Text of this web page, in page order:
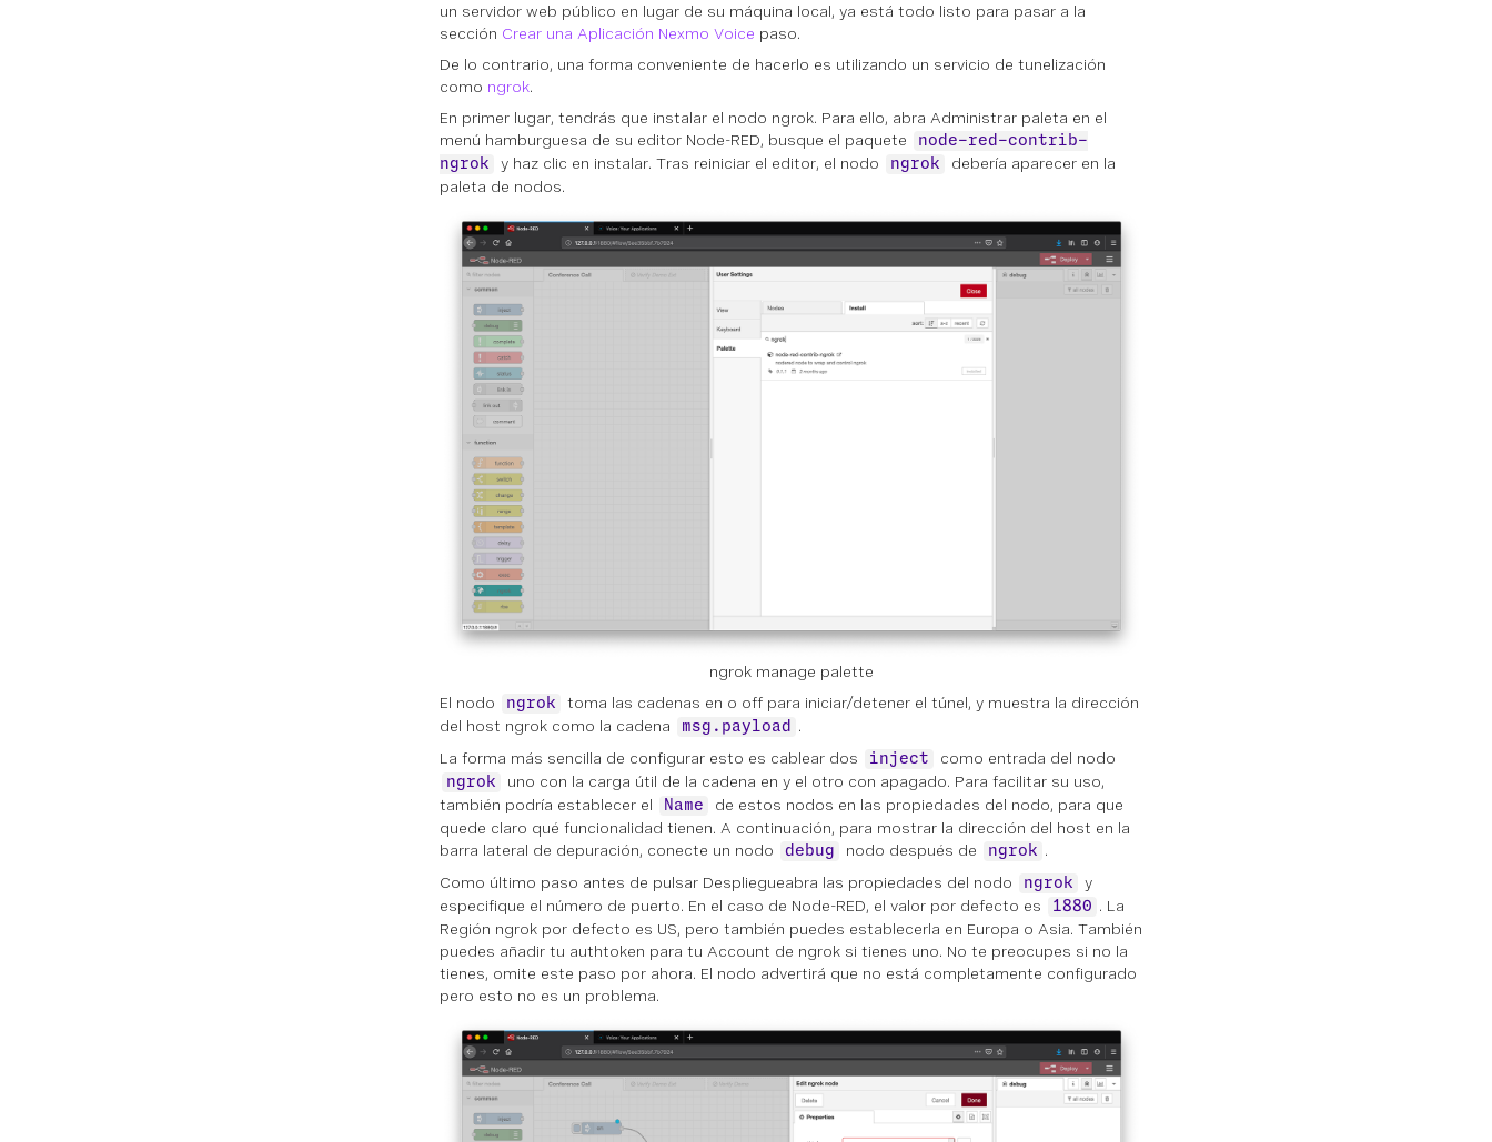
un servidor web público en lugar de su máquina local, ya está todo listo para pasar a la
sección Crear una Aplicación Nexmo Voice paso.
De lo contrario, una forma conveniente de hacerlo es utilizando un servicio de tunelización
como ngrok.
En primer lugar, tendrás que instalar el nodo ngrok. Para ello, abra Administrar paleta en el
menú hamburguesa de su editor Node-RED, busque el paquete
node-red-contrib-
ngrok
y haz clic en instalar. Tras reiniciar el editor, el nodo ngrok
debería aparecer en la
paleta de nodos.
ngrok manage palette
El nodo
ngrok toma las cadenas en o off para iniciar/detener el túnel, y muestra la dirección
del host ngrok como la cadena
msg.payload
.
La forma más sencilla de configurar esto es cablear dos
inject como entrada del nodo
ngrok uno con la carga útil de la cadena en y el otro con apagado. Para facilitar su uso,
también podría establecer el
Name
de estos nodos en las propiedades del nodo, para que
quede claro qué funcionalidad tienen. A continuación, para mostrar la dirección del host en la
barra lateral de depuración, conecte un nodo
debug nodo después de ngrok .
Como último paso antes de pulsar Despliegueabra las propiedades del nodo ngrok
y
especifique el número de puerto. En el caso de Node-RED, el valor por defecto es
1880 . La
Región ngrok por defecto es US, pero también puedes establecerla en Europa o Asia. También
puedes añadir tu authtoken para tu Account de ngrok si tienes uno. No te preocupes si no la
tienes, omite este paso por ahora. El nodo advertirá que no está completamente configurado
pero esto no es un problema.